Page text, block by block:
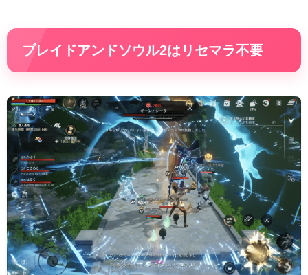
ブレイドアンドソウル2はリセマラ不要